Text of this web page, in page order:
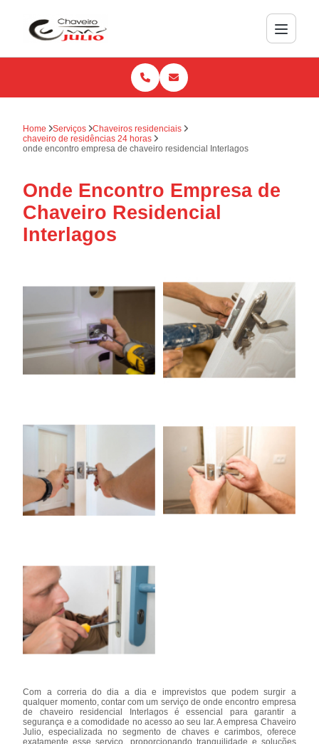
Home Serviços
Chaveiros residenciais
chaveiro de residências 24 horas
onde encontro empresa de chaveiro residencial Interlagos
Onde Encontro Empresa de
Chaveiro Residencial
Interlagos
Com a correria do dia a dia e imprevistos que podem surgir a
qualquer momento, contar com um serviço de onde encontro empresa
de chaveiro residencial Interlagos é essencial para garantir a
segurança e a comodidade no acesso ao seu lar. A empresa Chaveiro
Julio, especializada no segmento de chaves e carimbos, oferece
exatamente esse serviço, proporcionando tranquilidade e soluções